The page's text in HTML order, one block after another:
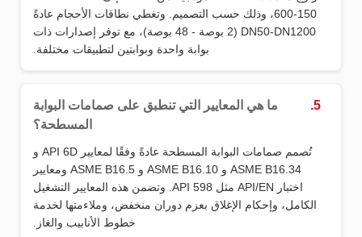
150-600، وذلك حسب التصميم. وتغطي نطاقات الأحجام عادةً
DN50-DN1200 (2 بوصة - 48 بوصة)، مع توفر إصدارات ذات
بوابة واحدة وبوابتين لتطبيقات مختلفة.
5.
ما هي المعايير التي تنطبق على صمامات البوابة
المسطحة؟
تُصمم صمامات البوابة المسطحة عادةً وفقًا لمعايير API 6D و
ASME B16.34 و ASME B16.10 و ASME B16.5 ومعايير
اختبار API/EN مثل API 598. وتضمن هذه المعايير التشغيل
الكامل، وإحكام الإغلاق بعزم دوران منخفض، وملاءمتها لخدمة
خطوط الأنابيب والغاز.